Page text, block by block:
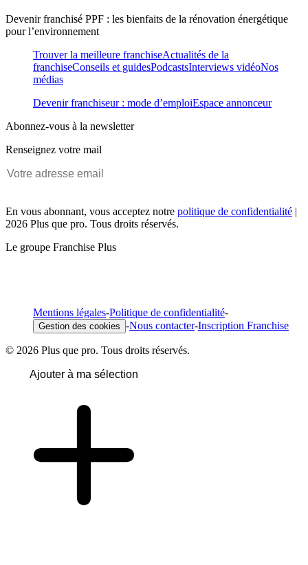
Devenir franchisé PPF : les bienfaits de la rénovation énergétique
pour l’environnement
Trouver la meilleure franchiseActualités de la
franchiseConseils et guidesPodcastsInterviews vidéoNos
médias
Devenir franchiseur : mode d’emploiEspace annonceur
Abonnez-vous à la newsletter
Renseignez votre mail
En vous abonnant, vous acceptez notre politique de confidentialité |
2026 Plus que pro. Tous droits réservés.
Le groupe Franchise Plus
Mentions légales-Politique de confidentialité-
Gestion des cookies -Nous contacter-Inscription Franchise
© 2026 Plus que pro. Tous droits réservés.
Ajouter à ma sélection